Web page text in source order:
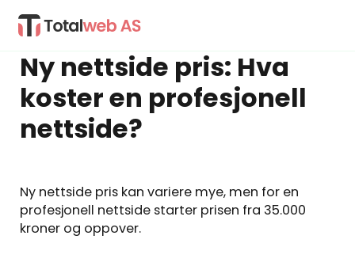
Ny nettside pris: Hva
koster en profesjonell
nettside?
Ny nettside pris kan variere mye, men for en
profesjonell nettside starter prisen fra 35.000
kroner og oppover.